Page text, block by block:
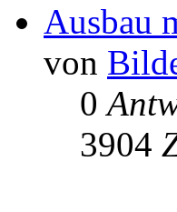
Ausbau
von
0
3904